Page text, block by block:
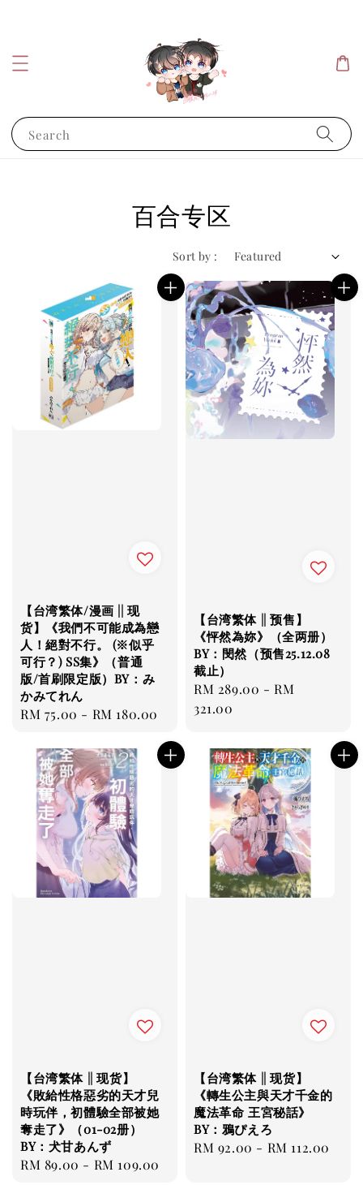
Search
百合专区
Sort by :
【台湾繁体/漫画 || 现
货】《我們不可能成為戀
人！絕對不行。 (※似乎
可行？) SS集》（普通
版/首刷限定版）BY：み
かみてれん
Regular
RM 75.00 - RM 180.00
【台湾繁体 || 预售】
《怦然為妳》（全两册）
BY：閔然（预售25.12.08
截止）
Regular
price
RM 289.00 -RM
321.00
【台湾繁体 || 现货】
《敗給性格惡劣的天才兒
時玩伴，初體驗全部被她
奪走了》（01-02册）
BY：犬甘あんず
Regular
RM 89.00 - RM 109.00
【台湾繁体 || 现货】
《轉生公主與天才千金的
魔法革命 王宮秘話》
BY：鴉ぴえろ
Regular
RM 92.00 - RM 112.00